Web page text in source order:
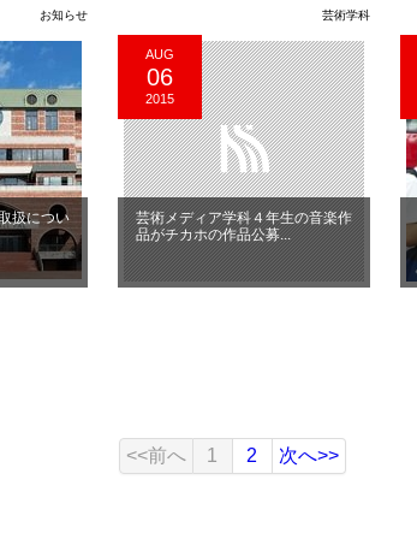
お知らせ
扱につい
芸術学科
AUG
06
2015
芸術メディア学科４年生の音楽作
品がチカホの作品公募...
<<前へ 1 2 次へ>>